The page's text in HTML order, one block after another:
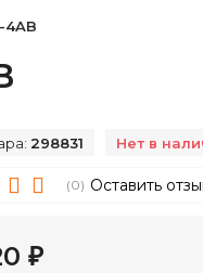
4AB
298831 Нет в
(0) Оставить
₽